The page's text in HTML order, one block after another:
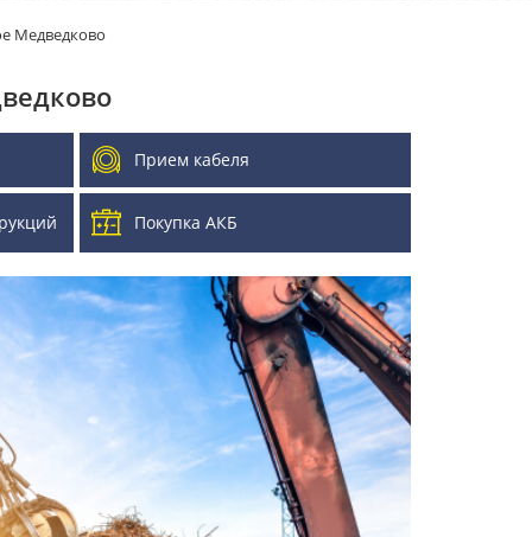
Медведково
Прием кабеля
Покупка АКБ